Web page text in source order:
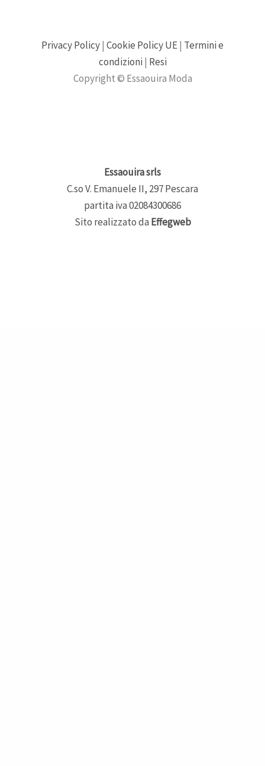
Privacy Policy| Cookie Policy UE| Termini e
condizioni | Resi
Copyright © Essaouira Moda
Essaouira srls
C.so V. Emanuele II, 297 Pescara
partita iva 02084300686
Sito realizzato da Effegweb